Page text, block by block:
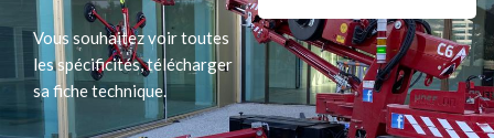
Vous souhaitez voir toutes
les spécificités, télécharger
sa fiche technique.